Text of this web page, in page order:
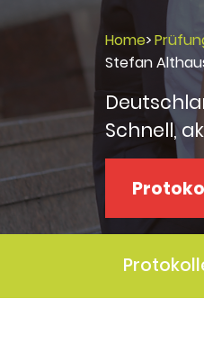
Home>
Stefan
Schnell,